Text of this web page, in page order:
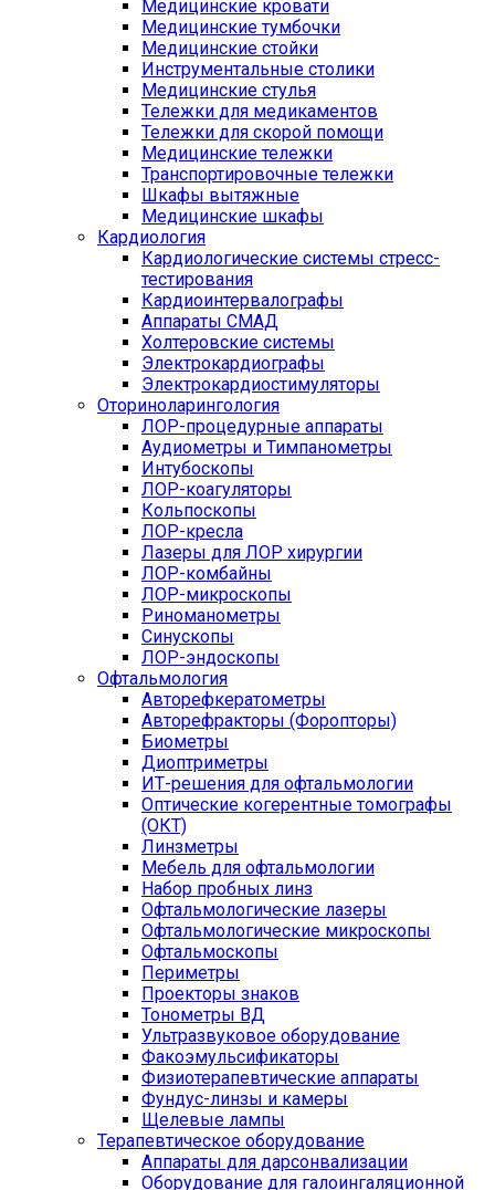
Медицинские кровати
Медицинские тумбочки
Медицинские стойки
Инструментальные столики
Медицинские стулья
Тележки для медикаментов
Тележки для скорой помощи
Медицинские тележки
Транспортировочные тележки
Шкафы вытяжные
Медицинские шкафы
Кардиология
Кардиологические системы стресс-
тестирования
Кардиоинтервалографы
Аппараты СМАД
Холтеровские системы
Электрокардиографы
Электрокардиостимуляторы
Оториноларингология
ЛОР-процедурные аппараты
Аудиометры и Тимпанометры
Интубоскопы
ЛОР-коагуляторы
Кольпоскопы
ЛОР-кресла
Лазеры для ЛОР хирургии
ЛОР-комбайны
ЛОР-микроскопы
Риноманометры
Синускопы
ЛОР-эндоскопы
Офтальмология
Авторефкератометры
Авторефракторы (Форопторы)
Биометры
Диоптриметры
ИТ-решения для офтальмологии
Оптические когерентные томографы
(ОКТ)
Линзметры
Мебель для офтальмологии
Набор пробных линз
Офтальмологические лазеры
Офтальмологические микроскопы
Офтальмоскопы
Периметры
Проекторы знаков
Тонометры ВД
Ультразвуковое оборудование
Факоэмульсификаторы
Физиотерапевтические аппараты
Фундус-линзы и камеры
Щелевые лампы
Терапевтическое оборудование
Аппараты для дарсонвализации
Оборудование для галоингаляционной